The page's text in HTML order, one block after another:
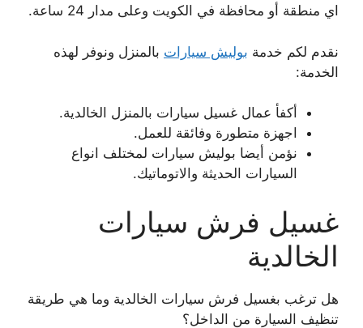
اي منطقة أو محافظة في الكويت وعلى مدار 24 ساعة.
نقدم لكم خدمة بوليش سيارات بالمنزل ونوفر لهذه
الخدمة:
أكفأ عمال غسيل سيارات بالمنزل الخالدية.
اجهزة متطورة وفائقة للعمل.
نؤمن أيضا بوليش سيارات لمختلف انواع
السيارات الحديثة والاتوماتيك.
غسيل فرش سيارات
الخالدية
هل ترغب بغسيل فرش سيارات الخالدية وما هي طريقة
تنظيف السيارة من الداخل؟